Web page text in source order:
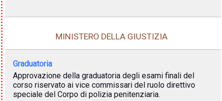
MINISTERO DELLA GIUSTIZIA
Graduatoria
Approvazione della graduatoria degli esami finali del
corso riservato ai vice commissari del ruolo direttivo
speciale del Corpo di polizia penitenziaria.